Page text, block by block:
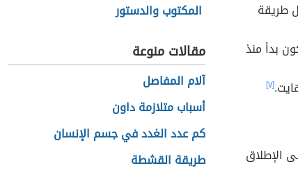
طريقة
بدأ منذ
[٧]
الإطلاق
المكتوب والدستور
مقالات منوعة
آلام المفاصل
أسباب متلازمة داون
كم عدد الغدد في جسم الإنسان
طريقة القشطة